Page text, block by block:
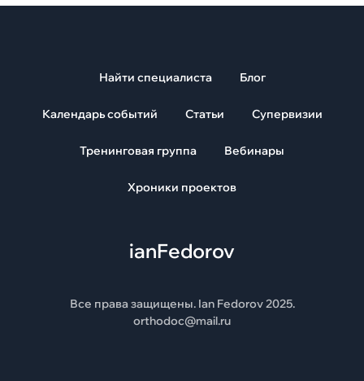
Найти специалиста Блог
Календарь событий Статьи Супервизии
Тренинговая группа Вебинары
Хроники проектов
ianFedorov
Все права защищены. Ian Fedorov 2025.
orthodoc@mail.ru